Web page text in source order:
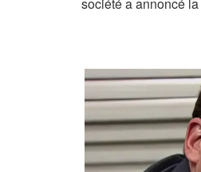
société a annoncé